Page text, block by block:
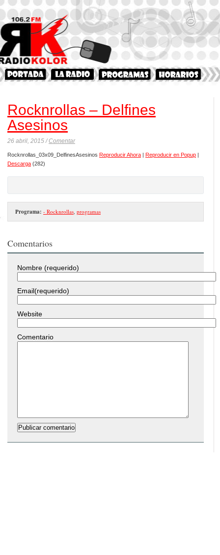
Rocknrollas – Delfines
Asesinos
26 abril, 2015 /Comentar
Rocknrollas_03x09_DelfinesAsesinos Reproducir Ahora | Reproducir en Popup |
Descarga (282)
Programa: - Rocknrollas, programas
Comentarios
Nombre (requerido)
Email(requerido)
Website
Comentario